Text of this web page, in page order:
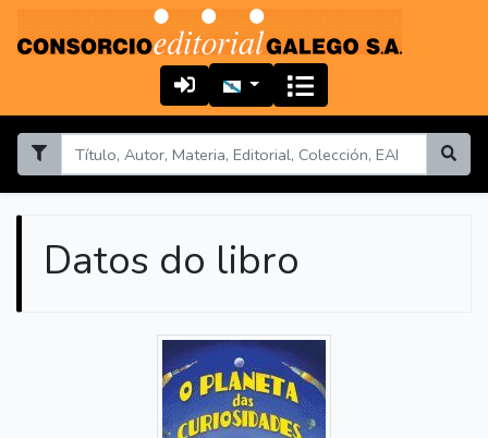
Datos do libro